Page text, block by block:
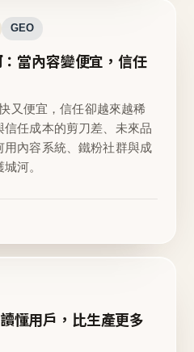
GEO
當內容變便宜，信任
又便宜，信任卻越來越稀
任成本的剪刀差、未來品
內容系統、鐵粉社群與成
河。
懂用戶，比生產更多